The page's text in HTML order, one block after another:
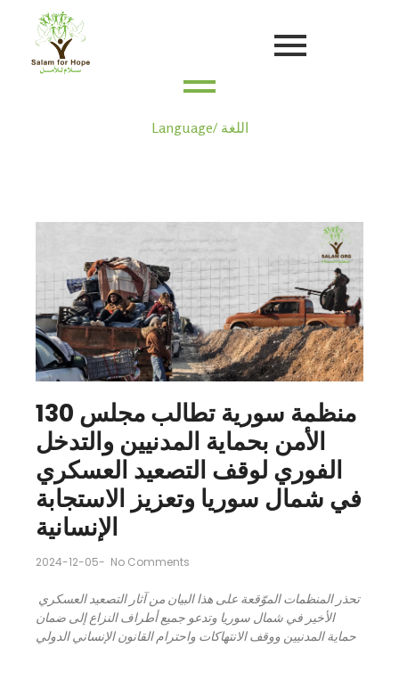
Language/ اللغة
130 منظمة سورية تطالب مجلس
الأمن بحماية المدنيين والتدخل
الفوري لوقف التصعيد العسكري
في شمال سوريا وتعزيز الاستجابة
الإنسانية
2024-12-05- No Comments
تحذر المنظمات الموّقعة على هذا البيان من آثار التصعيد العسكري
الأخير في شمال سوريا وتدعو جميع أطراف النزاع إلى ضمان
حماية المدنيين ووقف الانتهاكات واحترام القانون الإنساني الدولي